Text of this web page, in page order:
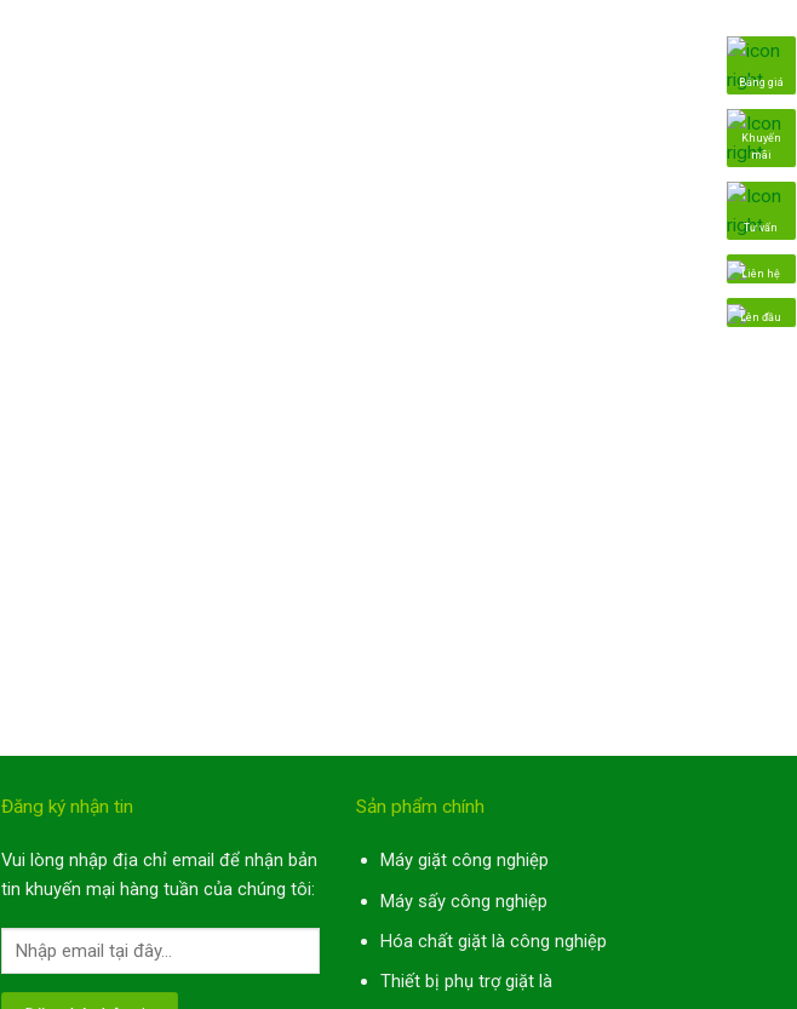
Đăng ký nhận tin
Vui lòng nhập địa chỉ email để nhận bản
tin khuyến mại hàng tuần của chúng tôi:
Sản phẩm chính
Máy giặt công nghiệp
Máy sấy công nghiệp
Hóa chất giặt là công nghiệp
Thiết bị phụ trợ giặt là
Bảng giá
Khuyến
mãi
Tư vấn
Liên hệ
Lên đầu